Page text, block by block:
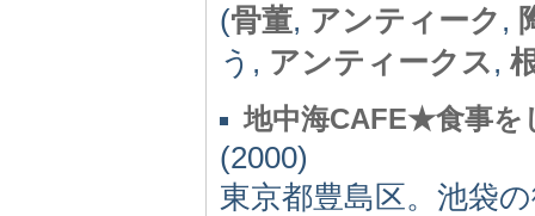
(骨董, アンティーク ,
う, アンティークス,
地中海CAFE★食事
(2000)
東京都豊島区。池袋